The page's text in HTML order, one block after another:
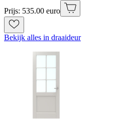
Prijs: 535.00 euro
Bekijk alles in draaideur